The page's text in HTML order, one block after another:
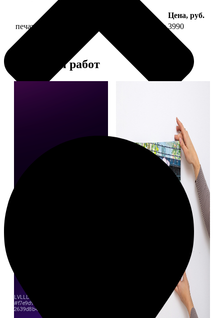
Цена, руб.
печать фото на холсте 30х90 на подрамнике 3990
Примеры работ